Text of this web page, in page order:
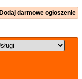
Dodaj darmowe ogłoszenie